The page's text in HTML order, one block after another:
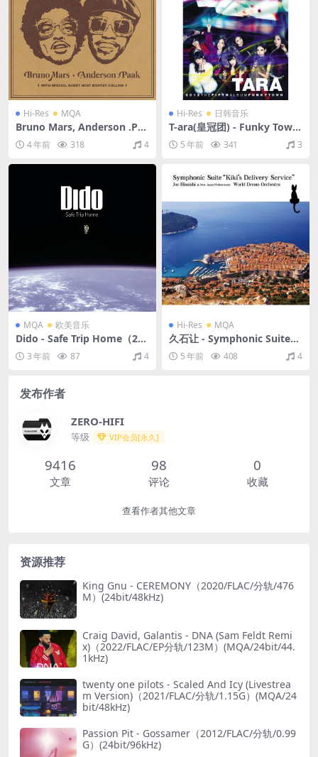
Hi-Res MQA
Bruno Mars, Anderson .Paa
k, Silk Sonic - An Evening
With Silk Sonic（2021/FLA
C/分轨/422M）(MQA/24bit/
4 年前 318 4
Hi-Res 日韩音乐
T-ara(皇冠团) - Funky Town
（2012/FLAC/EP分轨/215
M）(24bit/44.1kHz)
5 年前 341 3
MQA 欧美音乐
Dido - Safe Trip Home（200
8/FLAC/分轨/380M）(MQA/
16bit/44.1kHz)
3 年前 87 4
Hi-Res MQA
久石让 - Symphonic Suite
“Kiki’s Delivery Service”（2
020/FLAC/分轨/549M）(MQ
5 年前 408 4
发布作者
ZERO-HIFI
等级 VIP会员[永久]
9416
文章
98
评论
0
收藏
查看作者其他文章
资源推荐
King Gnu - CEREMONY（2020/FLAC/分轨/476
M）(24bit/48kHz)
Craig David, Galantis - DNA (Sam Feldt Remi
x)（2022/FLAC/EP分轨/123M）(MQA/24bit/44.
1kHz)
twenty one pilots - Scaled And Icy (Livestrea
m Version)（2021/FLAC/分轨/1.15G）(MQA/24
bit/48kHz)
Passion Pit - Gossamer（2012/FLAC/分轨/0.99
G）(24bit/96kHz)